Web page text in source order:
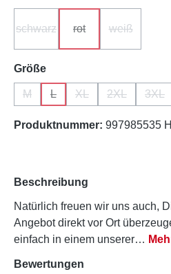
schwarz rot weiß
Größeauswählen
M
(Diese Option ist zurzeit nicht
L
(Diese Option ist zurzeit
XL 2XL 3XL
Produktnummer: 997985535
Beschreibung
Natürlich freuen wir uns auch,
Angebot direkt vor Ort
einfach in einem unserer…
Bewertungen